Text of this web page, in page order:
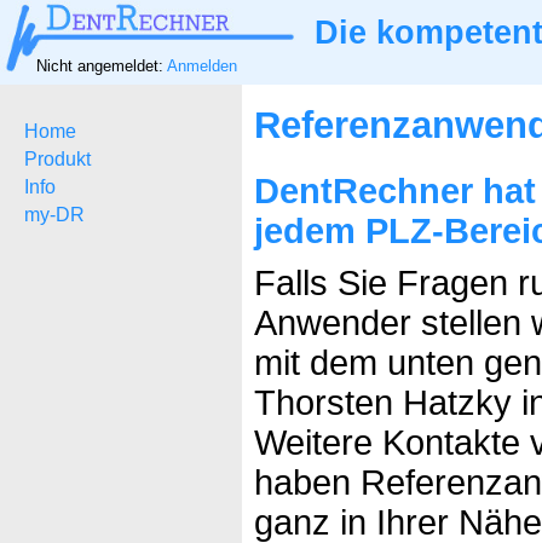
Die
Nicht angemeldet: Anmelden
Home
Produkt
Info
my-DR
DentRechner
jedem PLZ-
Falls Sie Fragen
Anwender stellen
mit dem unten
Thorsten Hatzky
Weitere Kontakte
haben
ganz in Ihrer